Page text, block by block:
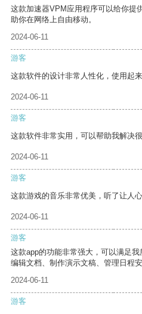
这款加速器VPM应用程序可以给你提
助你在网络上自由移动。
2024-06-11
游客
这款软件的设计非常人性化，使用起来
2024-06-11
游客
这款软件非常实用，可以帮助我解决很
2024-06-11
游客
这款游戏的音乐非常优美，听了让人心
2024-06-11
游客
这款app的功能非常强大，可以满足
编辑文档、制作演示文稿、管理日程安
2024-06-11
游客